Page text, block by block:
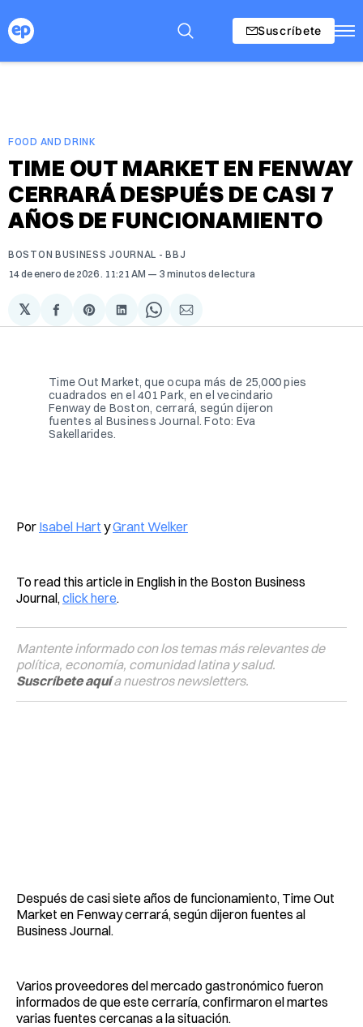
Suscríbete
FOOD AND DRINK
TIME OUT MARKET EN FENWAY
CERRARÁ DESPUÉS DE CASI 7
AÑOS DE FUNCIONAMIENTO
BOSTON BUSINESS JOURNAL - BBJ
14 de enero de 2026 . 11:21 AM 3 minutos de lectura
𝕏
Compartir
en
Share
on
Compartir
en
Share
on
Compartir
via
Time Out Market, que ocupa más de 25,000 pies
cuadrados en el 401 Park, en el vecindario
Fenway de Boston, cerrará, según dijeron
fuentes al Business Journal. Foto: Eva
Sakellarides.
Por Isabel Hart yGrant Welker
To read this article in English in the Boston Business
Journal, click here.
Mantente informado con los temas más relevantes de
política, economía, comunidad latina y salud.
Suscríbete aquía nuestros newsletters.
Después de casi siete años de funcionamiento, Time Out
Market en Fenway cerrará, según dijeron fuentes al
Business Journal.
Varios proveedores del mercado gastronómico fueron
informados de que este cerraría, confirmaron el martes
varias fuentes cercanas a la situación.